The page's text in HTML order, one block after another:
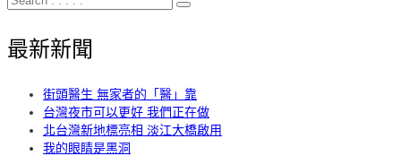
最新新聞
街頭醫生 無家者的「醫」靠
台灣夜市可以更好 我們正在做
北台灣新地標亮相 淡江大橋啟用
我的眼睛是黑洞